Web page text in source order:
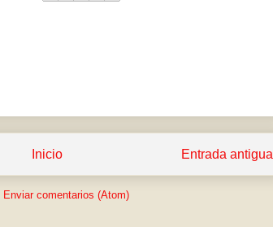
Entrada antigua
Inicio
Enviar comentarios (Atom)